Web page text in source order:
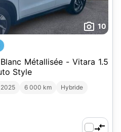
10
Métallisée - Vitara 1.5
Allgrip Auto Style
6 000 km
Hybride